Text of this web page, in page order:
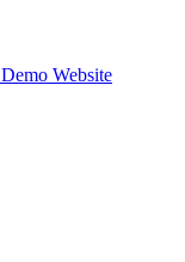
Demo Website